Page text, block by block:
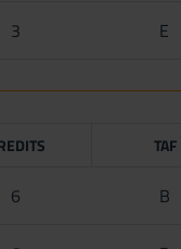
3 E
TAF
6 B